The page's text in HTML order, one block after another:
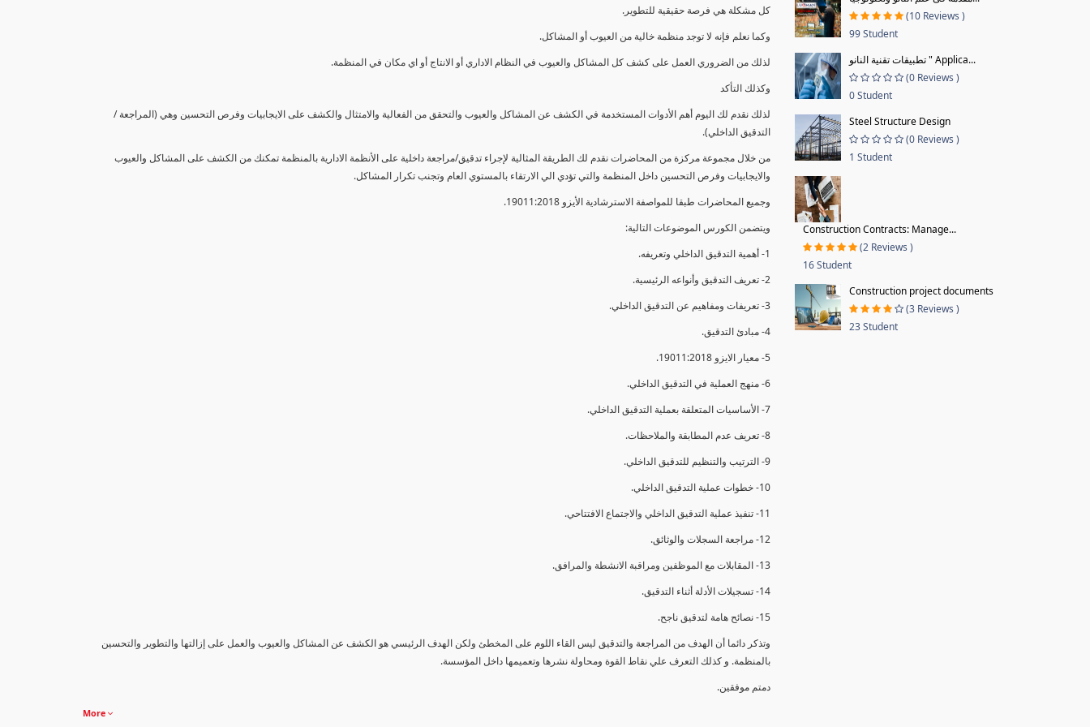
كل مشكلة هي فرصة حقيقية للتطوير.
وكما نعلم فإنه لا توجد منظمة خالية من العيوب أو المشاكل.
لذلك من الضروري العمل على كشف كل المشاكل والعيوب في النظام الاداري أو الانتاج أو اي مكان في المنظمة.
وكذلك التأكد
لذلك نقدم لك اليوم أهم الأدوات المستخدمة في الكشف عن المشاكل والعيوب والتحقق من الفعالية والامتثال والكشف على الايجابيات وفرص التحسين وهي (المراجعة /
التدقيق الداخلي).
من خلال مجموعة مركزة من المحاضرات نقدم لك الطريقة المثالية لإجراء تدقيق/مراجعة داخلية على الأنظمة الادارية بالمنظمة تمكنك من الكشف على المشاكل والعيوب
والايجابيات وفرص التحسين داخل المنظمة والتي تؤدي الي الارتقاء بالمستوي العام وتجنب تكرار المشاكل.
وجميع المحاضرات طبقا للمواصفة الاسترشادية الأيزو 19011:2018.
ويتضمن الكورس الموضوعات التالية:
1- أهمية التدقيق الداخلي وتعريفه.
2- تعريف التدقيق وأنواعه الرئيسية.
3- تعريفات ومفاهيم عن التدقيق الداخلي.
4- مبادئ التدقيق.
5- معيار الايزو 19011:2018.
6- منهج العملية في التدقيق الداخلي.
7- الأساسيات المتعلقة بعملية التدقيق الداخلي.
8- تعريف عدم المطابقة والملاحظات.
9- الترتيب والتنظيم للتدقيق الداخلي.
10- خطوات عملية التدقيق الداخلي.
11- تنفيذ عملية التدقيق الداخلي والاجتماع الافتتاحي.
12- مراجعة السجلات والوثائق.
13- المقابلات مع الموظفين ومراقبة الانشطة والمرافق.
14- تسجيلات الأدلة أثناء التدقيق.
15- نصائح هامة لتدقيق ناجح.
وتذكر دائما أن الهدف من المراجعة والتدقيق ليس القاء اللوم على المخطئ ولكن الهدف الرئيسي هو الكشف عن المشاكل والعيوب والعمل على إزالتها والتطوير والتحسين
بالمنظمة. و كذلك التعرف علي نقاط القوة ومحاولة نشرها وتعميمها داخل المؤسسة.
دمتم موفقين.
More
(10 Reviews )
99 Student
تطبيقات تقنية النانو " Applica...
(0 Reviews )
0 Student
Steel Structure Design
(0 Reviews )
1 Student
Construction Contracts: Manage...
(2 Reviews )
16 Student
Construction project documents
(3 Reviews )
23 Student